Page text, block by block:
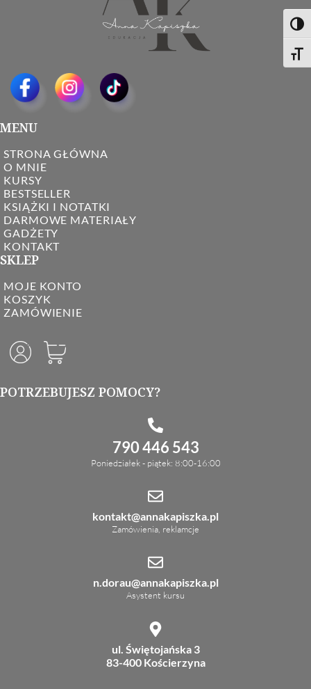
MENU
STRONA GŁÓWNA
O MNIE
KURSY
BESTSELLER
KSIĄŻKI I NOTATKI
DARMOWE MATERIAŁY
GADŻETY
KONTAKT
SKLEP
MOJE KONTO
KOSZYK
ZAMÓWIENIE
POTRZEBUJESZ POMOCY?
790 446 543
Poniedziałek - piątek: 8:00-16:00
kontakt@annakapiszka.pl
Zamówienia, reklamcje
n.dorau@annakapiszka.pl
Asystent kursu
ul. Świętojańska 3
83-400 Kościerzyna